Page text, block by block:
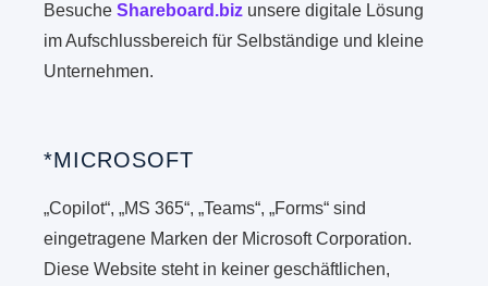
BesucheShareboard.biz unsere digitale Lösung
im Aufschlussbereich für Selbständige und kleine
Unternehmen.
*MICROSOFT
„Copilot“, „MS 365“, „Teams“, „Forms“ sind
eingetragene Marken der Microsoft Corporation.
Diese Website steht in keiner geschäftlichen,